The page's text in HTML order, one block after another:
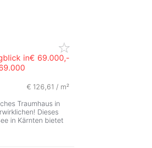
in€ 69.000,-
€ 126,61 / m²
Traumhaus in
Dieses
in Kärnten bietet